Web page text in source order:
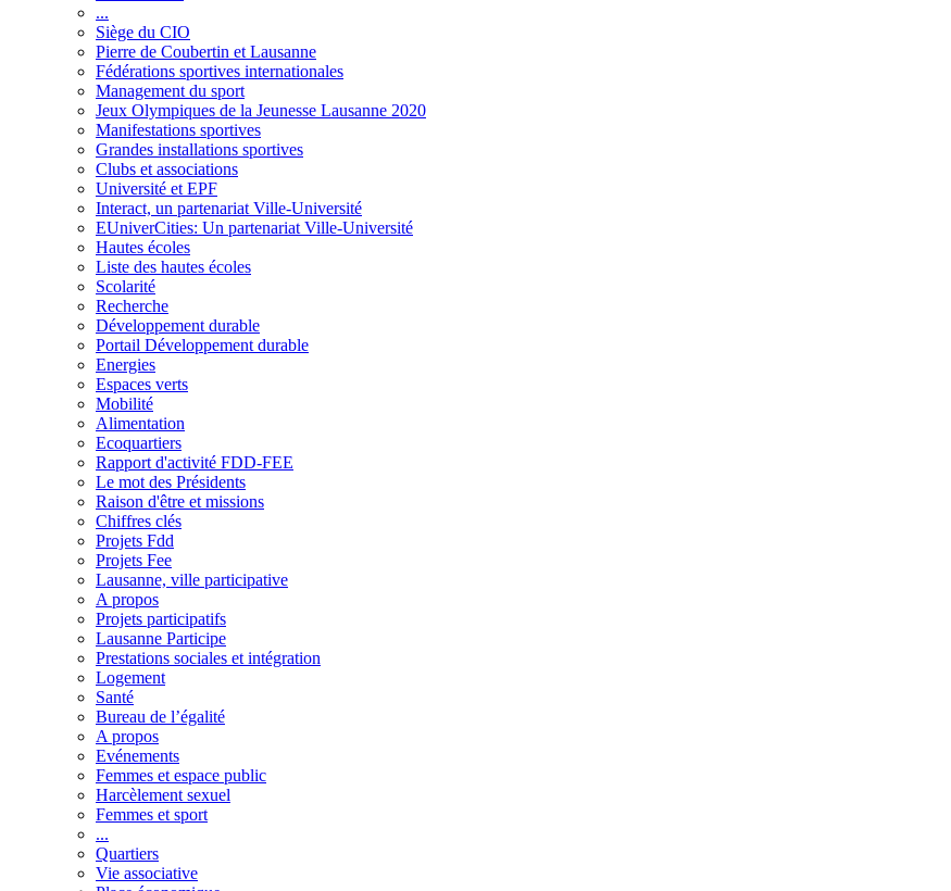
...
Siège du CIO
Pierre de Coubertin et Lausanne
Fédérations sportives internationales
Management du sport
Jeux Olympiques de la Jeunesse Lausanne 2020
Manifestations sportives
Grandes installations sportives
Clubs et associations
Université et EPF
Interact, un partenariat Ville-Université
EUniverCities: Un partenariat Ville-Université
Hautes écoles
Liste des hautes écoles
Scolarité
Recherche
Développement durable
Portail Développement durable
Energies
Espaces verts
Mobilité
Alimentation
Ecoquartiers
Rapport d'activité FDD-FEE
Le mot des Présidents
Raison d'être et missions
Chiffres clés
Projets Fdd
Projets Fee
Lausanne, ville participative
A propos
Projets participatifs
Lausanne Participe
Prestations sociales et intégration
Logement
Santé
Bureau de l’égalité
A propos
Evénements
Femmes et espace public
Harcèlement sexuel
Femmes et sport
...
Quartiers
Vie associative